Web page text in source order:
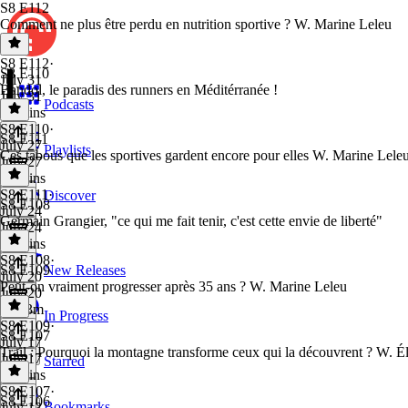
Podcasts
Playlists
Discover
New Releases
In Progress
Starred
S8 E112
Comment ne plus être perdu en nutrition sportive ? W. Marine Leleu
S8 E112·
July 31
July 31
48 mins
S8 E110
Bandol, le paradis des runners en Méditérranée !
S8 E110·
July 27
July 27
43 mins
S8 E111
Ces tabous que les sportives gardent encore pour elles W. Marine Leleu
S8 E111·
July 24
July 24
45 mins
S8 E108
Germain Grangier, "ce qui me fait tenir, c'est cette envie de liberté"
S8 E108·
July 20
July 20
1h 23m
S8 E109
Peut-on vraiment progresser après 35 ans ? W. Marine Leleu
S8 E109·
July 17
July 17
57 mins
S8 E107
Trail : Pourquoi la montagne transforme ceux qui la découvrent ? W.
S8 E107·
S8 E106